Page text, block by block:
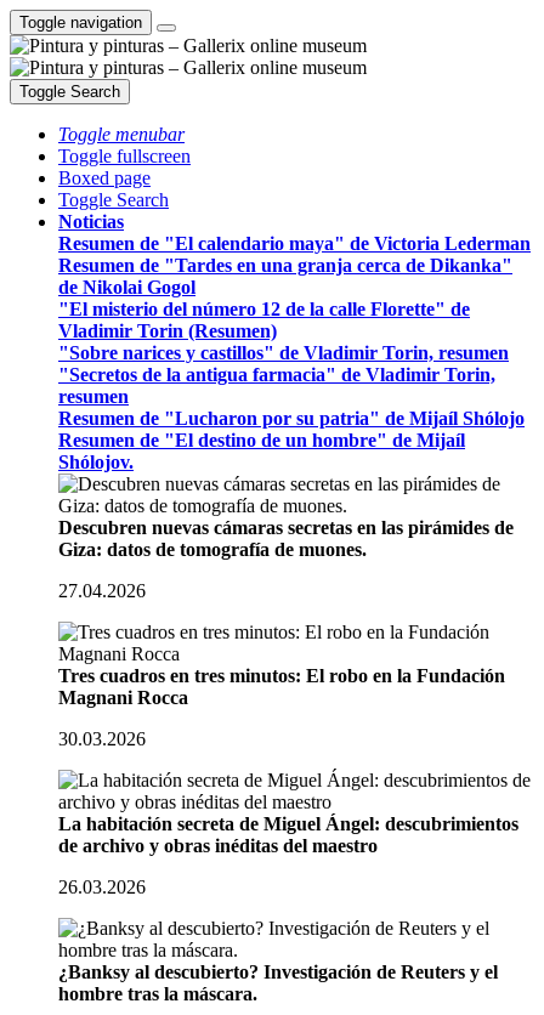
Toggle navigation
Toggle Search
Toggle menubar
Toggle fullscreen
Boxed page
Toggle Search
Noticias
Resumen de "El calendario maya" de Victoria Lederman
Resumen de "Tardes en una granja cerca de Dikanka"
de Nikolai Gogol
"El misterio del número 12 de la calle Florette" de
Vladimir Torin (Resumen)
"Sobre narices y castillos" de Vladimir Torin, resumen
"Secretos de la antigua farmacia" de Vladimir Torin,
resumen
Resumen de "Lucharon por su patria" de Mijaíl Shólojo
Resumen de "El destino de un hombre" de Mijaíl
Shólojov.
Descubren nuevas cámaras secretas en las pirámides de
Giza: datos de tomografía de muones.
27.04.2026
Tres cuadros en tres minutos: El robo en la Fundación
Magnani Rocca
30.03.2026
La habitación secreta de Miguel Ángel: descubrimientos
de archivo y obras inéditas del maestro
26.03.2026
¿Banksy al descubierto? Investigación de Reuters y el
hombre tras la máscara.